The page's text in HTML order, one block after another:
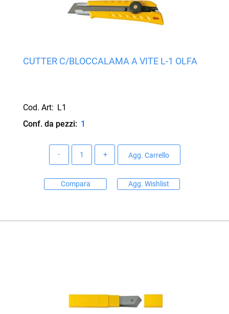
CUTTER C/BLOCCALAMA A VITE L-1 OLFA
Cod. Art: L1
Conf. da pezzi: 1
Agg. Carrello
Compara Agg. Wishlist